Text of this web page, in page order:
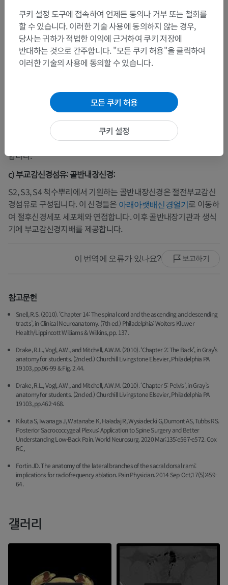
되돌이뇌막신경(또는 뇌막가지)은 S2 척수신경 또는 그 가지 중 하
나에서 기원합니다. 이 작은 신경은 척주관으로 다시 들어가 다음
구조물에 감각 신경지배를 제공합니다:
뇌척수막 (척수의 보호 덮개),
인접한 혈관.
b) 교감신경 연결:
회색교통가지를 통해 교감신경줄기는
와 연결되어, 절
후교감신경섬유가 땀샘과 혈관과 같은 말초 표적에 도달할 수 있게
합니다.
c) 부교감신경섬유: 골반내장신경:
S2, S3, S4 척수뿌리에서 기원하는 골반내장신경은 절전부교감신
경섬유로 구성됩니다. 이 신경들은 아래아랫배신경얼기로 이동하
여 절후신경세포 세포체와 연접합니다. 이후 골반내장기관과 생식
기에 부교감신경지배를 제공합니다.
이 번역에 오류가 있나요? 보고하기
참고문헌
Snell, R.S. (2010). ‘Chapter 14: The spinal cord and the ascending and descending
tracts’, in Clinical Neuroanatomy. (7th ed.) Philadelphia: Wolters Kluwer
Health/Lippincott Williams & Wilkins, pp. 137.
Drake, R.L., Vogl, A.W., and Mitchell, A.W.M. (2010). ‘Chapter 2: The Back’, in Gray’s
anatomy for students. (2nd ed.) Churchill Livingstone Elsevier, Philadelphia PA
19103, pp.96-99 & Fig. 2.44.
Drake, R.L., Vogl, A.W., and Mitchell, A.W.M. (2010). ‘Chapter 5: Pelvis’, in Gray’s
anatomy for students. (2nd ed.) Churchill Livingstone Elsevier, Philadelphia PA
19103, pp.462-468.
Kikuta S, Iwanaga J, Watanabe K, Haładaj R, Wysiadecki G, Dumont AS, Tubbs RS.
Posterior Sacrococcygeal Plexus: Application to Spine Surgery and Better
Understanding Low-Back Pain. World Neurosurg. 2020 Mar;135:e567-e572. Cox
RC,
Fortin JD. The anatomy of the lateral branches of the sacral dorsal rami:
implications for radiofrequency ablation. Pain Physician. 2014 Sep-Oct;17(5):459-
64.
갤러리
쿠키 설정 도구에 접속하여 언제든 동의나 거부 또는 철회를
할 수 있습니다. 이러한 기술 사용에 동의하지 않는 경우,
당사는 귀하가 적법한 이익에 근거하여 쿠키 저장에
반대하는 것으로 간주합니다. "모든 쿠키 허용"을 클릭하여
이러한 기술의 사용에 동의할 수 있습니다.
모든 쿠키 허용
쿠키 설정